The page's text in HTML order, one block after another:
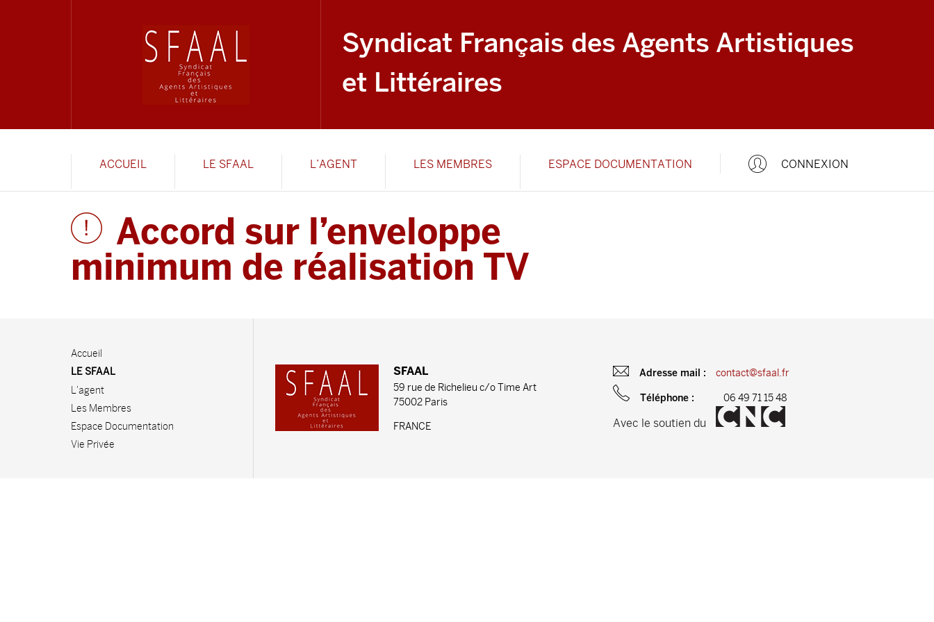
Syndicat Français des Agents Artistiques
et Littéraires
ACCUEIL LE SFAAL L’AGENT LES MEMBRES ESPACE DOCUMENTATION CONNEXION
Accord sur l’enveloppe
minimum de réalisation TV
Accueil
LE SFAAL
L'agent
Les Membres
Espace Documentation
Vie Privée
SFAAL
59 rue de Richelieu c/o Time Art
75002 Paris
FRANCE
Adresse mail : contact@sfaal.fr
Téléphone : 06 49 71 15 48
Avec le soutien du